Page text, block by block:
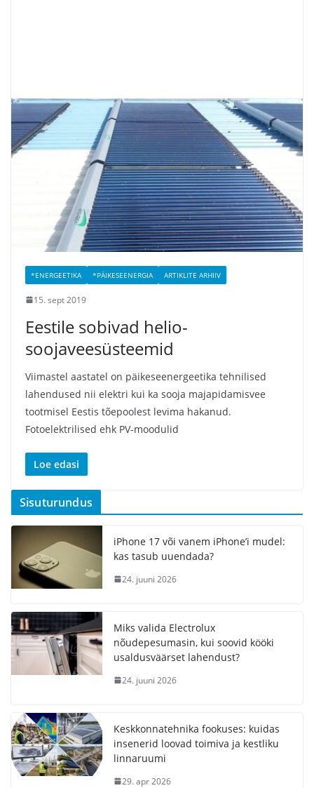
*ENERGEETIKA *PÄIKESEENERGIA ARTIKLITE ARHIIV
15. sept 2019
Eestile sobivad helio-
soojaveesüsteemid
Viimastel aastatel on päikeseenergeetika tehnilised
lahendused nii elektri kui ka sooja majapidamisvee
tootmisel Eestis tõepoolest levima hakanud.
Fotoelektrilised ehk PV-moodulid
Loe edasi
Sisuturundus
iPhone 17 või vanem iPhone’i mudel:
kas tasub uuendada?
24. juuni 2026
Miks valida Electrolux
nõudepesumasin, kui soovid kööki
usaldusväärset lahendust?
24. juuni 2026
Keskkonnatehnika fookuses: kuidas
insenerid loovad toimiva ja kestliku
linnaruumi
29. apr 2026